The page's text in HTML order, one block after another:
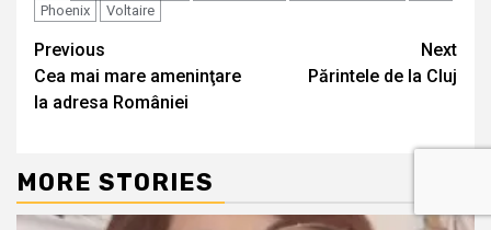
Phoenix
Voltaire
Continue
Reading
Previous
Cea mai mare ameninţare
la adresa României
Next
Părintele de la Cluj
MORE STORIES